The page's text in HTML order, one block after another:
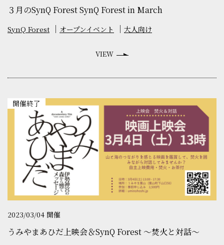
３月のSynQ Forest SynQ Forest in March
SynQ Forest オープンイベント 大人向け
VIEW
開催終了
2023/03/04 開催
うみやまあひだ上映会＆SynQ Forest 〜焚火と対話〜